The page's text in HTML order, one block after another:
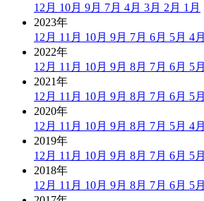
12月 10月 9月 7月 4月 3月 2月 1月
2023年
12月 11月 10月 9月 7月 6月 5月 4月
2022年
12月 11月 10月 9月 8月 7月 6月 5月
2021年
12月 11月 10月 9月 8月 7月 6月 5月
2020年
12月 11月 10月 9月 8月 7月 5月 4月
2019年
12月 11月 10月 9月 8月 7月 6月 5月
2018年
12月 11月 10月 9月 8月 7月 6月 5月